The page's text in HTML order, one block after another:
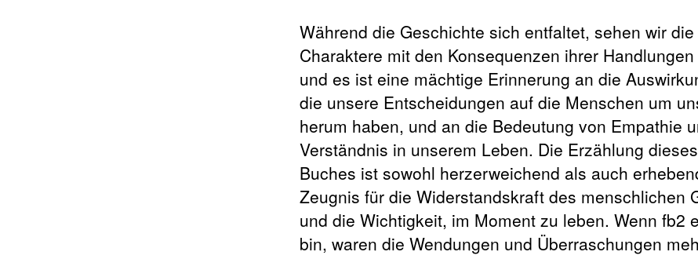
Während die Geschichte sich entfaltet, sehen wir die
Charaktere mit den Konsequenzen ihrer
und es ist eine mächtige Erinnerung an die
die unsere Entscheidungen auf die Menschen um
herum haben, und an die Bedeutung von Empathie
Verständnis in unserem Leben. Die Erzählung dieses
Buches ist sowohl herzerweichend als auch
Zeugnis für die Widerstandskraft des menschlichen
und die Wichtigkeit, im Moment zu leben. Wenn fb2
bin, waren die Wendungen und Überraschungen